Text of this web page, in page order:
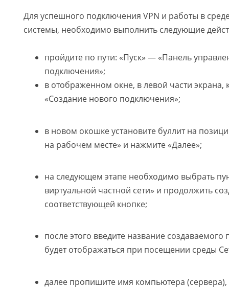
Для успешного подключения VPN и работы в
системы, необходимо выполнить следующие
пройдите по пути: «Пуск» — «Панель
подключения»;
в отображенном окне, в левой части экрана,
«Создание нового подключения»;
в новом окошке установите буллит на
на рабочем месте» и нажмите «Далее»;
на следующем этапе необходимо выбрать
виртуальной частной сети» и продолжить
соответствующей кнопке;
после этого введите название
будет отображаться при посещении среды
далее пропишите имя компьютера (сервера),